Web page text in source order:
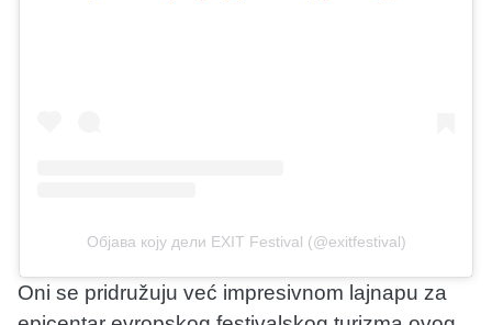
Објава коју дели EXIT Festival (@exitfestival)
Oni se pridružuju već impresivnom lajnapu za